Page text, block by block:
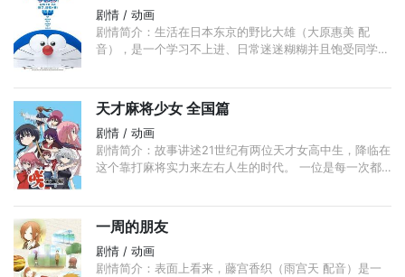
剧情 / 动画
剧情简介：生活在日本东京的野比大雄（大原惠美 配
音），是一个学习不上进、日常迷迷糊糊并且饱受同学欺
天才麻将少女 全国篇
剧情 / 动画
剧情简介：故事讲述21世纪有两位天才女高中生，降临在
这个靠打麻将实力来左右人生的时代。 一位是每一次都
一周的朋友
剧情 / 动画
剧情简介：表面上看来，藤宫香织（雨宫天 配音）是一